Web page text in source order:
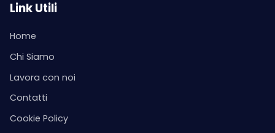
Link Utili
Home
Chi Siamo
Lavora con noi
Contatti
Cookie Policy